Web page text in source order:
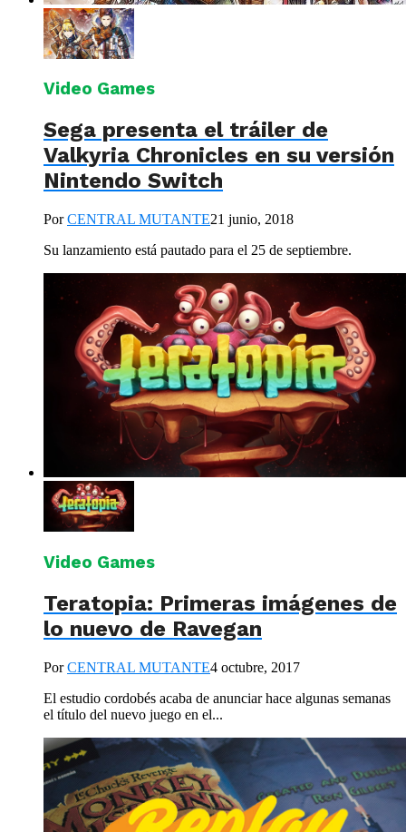
Video Games
Sega presenta el tráiler de
Valkyria Chronicles en su versión
Nintendo Switch
PorCENTRAL MUTANTE21 junio, 2018
Su lanzamiento está pautado para el 25 de septiembre.
Video Games
Teratopia: Primeras imágenes de
lo nuevo de Ravegan
PorCENTRAL MUTANTE4 octubre, 2017
El estudio cordobés acaba de anunciar hace algunas semanas
el título del nuevo juego en el...